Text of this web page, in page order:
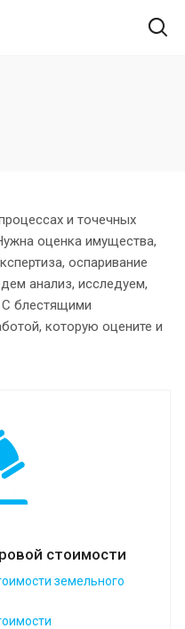
и точечных
оценка имущества,
оспаривание
анализ, исследуем,
блестящими
которую оцените и
стоимости
земельного